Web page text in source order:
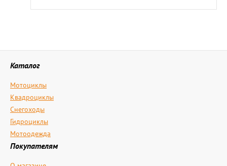
Каталог
Мотоциклы
Квадроциклы
Снегоходы
Гидроциклы
Мотоодежда
Покупателям